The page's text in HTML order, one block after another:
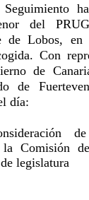
del
de Lobos, en
Con
de
de
día:
Comisión
legislatura